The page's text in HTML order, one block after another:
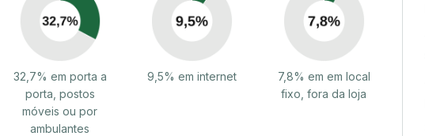
32,7% em porta a
porta, postos
móveis ou por
ambulantes
9,5% em internet
7,8% em em local
fixo, fora da loja